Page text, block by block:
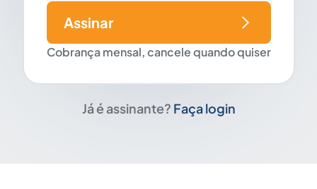
Cobrança mensal, cancele quando quiser
Assinar
Já é assinante? Faça login